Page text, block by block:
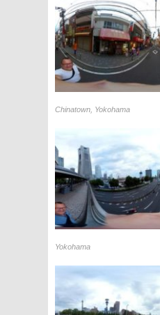
Chinatown, Yokohama
Yokohama